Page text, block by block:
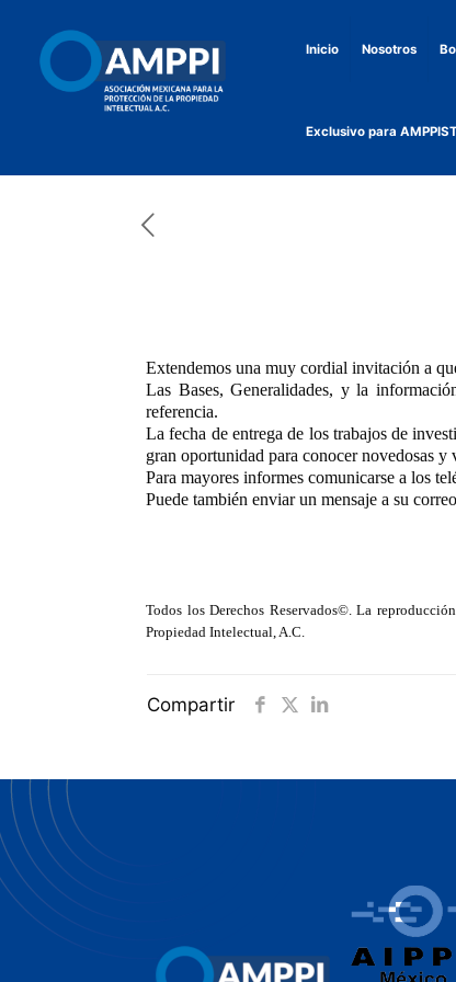
Inicio Nosotros
Exclusivo para
Extendemos una muy cordial invitación a
Las Bases, Generalidades, y la
referencia.
La fecha de entrega de los trabajos de
gran oportunidad para conocer novedosas
Para mayores informes comunicarse a los
Puede también enviar un mensaje a su
Todos los Derechos Reservados©. La
Propiedad Intelectual, A.C.
Compartir